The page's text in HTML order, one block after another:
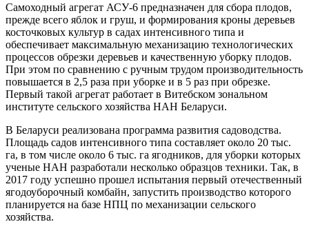
Самоходный агрегат АСУ-6 предназначен для сбора плодов,
прежде всего яблок и груш, и формирования кроны деревьев
косточковых культур в садах интенсивного типа и
обеспечивает максимальную механизацию технологических
процессов обрезки деревьев и качественную уборку плодов.
При этом по сравнению с ручным трудом производительность
повышается в 2,5 раза при уборке и в 5 раз при обрезке.
Первый такой агрегат работает в Витебском зональном
институте сельского хозяйства НАН Беларуси.
В Беларуси реализована программа развития садоводства.
Площадь садов интенсивного типа составляет около 20 тыс.
га, в том числе около 6 тыс. га ягодников, для уборки которых
ученые НАН разработали несколько образцов техники. Так, в
2017 году успешно прошел испытания первый отечественный
ягодоуборочный комбайн, запустить производство которого
планируется на базе НПЦ по механизации сельского
хозяйства.